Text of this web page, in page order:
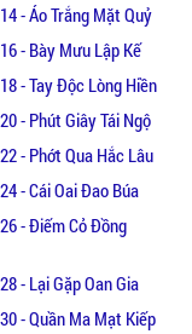
- Áo Trắng Mặt Quỷ
- Bày Mưu Lập Kế
- Tay Độc Lòng Hiền
- Phút Giây Tái Ngộ
- Phớt Qua Hắc Lâu
- Cái Oai Đao Búa
- Điếm Cỏ Đồng
- Lại Gặp Oan Gia
- Quần Ma Mạt Kiếp